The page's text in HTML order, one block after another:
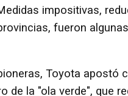
impositivas,
fueron
Toyota apostó
de la "ola verde", que